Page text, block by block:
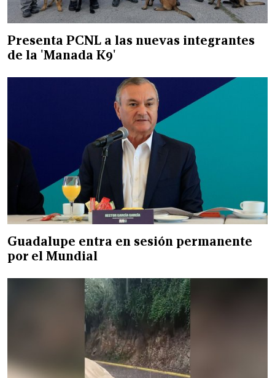
Presenta PCNL a las nuevas integrantes
de la 'Manada K9'
Guadalupe entra en sesión permanente
por el Mundial